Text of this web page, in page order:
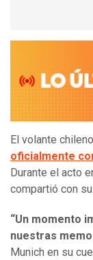
El volante chileno
oficialmente
Durante el acto
compartió con
“Un momento
nuestras
Munich en su